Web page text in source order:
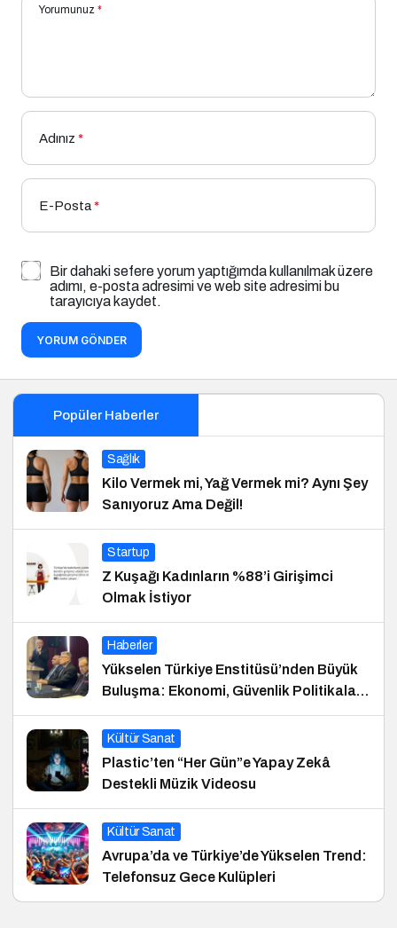
Yorumunuz *
Adınız *
E-Posta*
Bir dahaki sefere yorum yaptığımda kullanılmak üzere
adımı, e-posta adresimi ve web site adresimi bu
tarayıcıya kaydet.
YORUM GÖNDER
Popüler Haberler
Sağlık
Kilo Vermek mi, Yağ Vermek mi? Aynı Şey
Sanıyoruz Ama Değil!
Startup
Z Kuşağı Kadınların %88’i Girişimci
Olmak İstiyor
Haberler
Yükselen Türkiye Enstitüsü’nden Büyük
Buluşma: Ekonomi, Güvenlik Politikaları
ve Hukuk Konferansı
Kültür Sanat
Plastic’ten “Her Gün”e Yapay Zekâ
Destekli Müzik Videosu
Kültür Sanat
Avrupa’da ve Türkiye’de Yükselen Trend:
Telefonsuz Gece Kulüpleri